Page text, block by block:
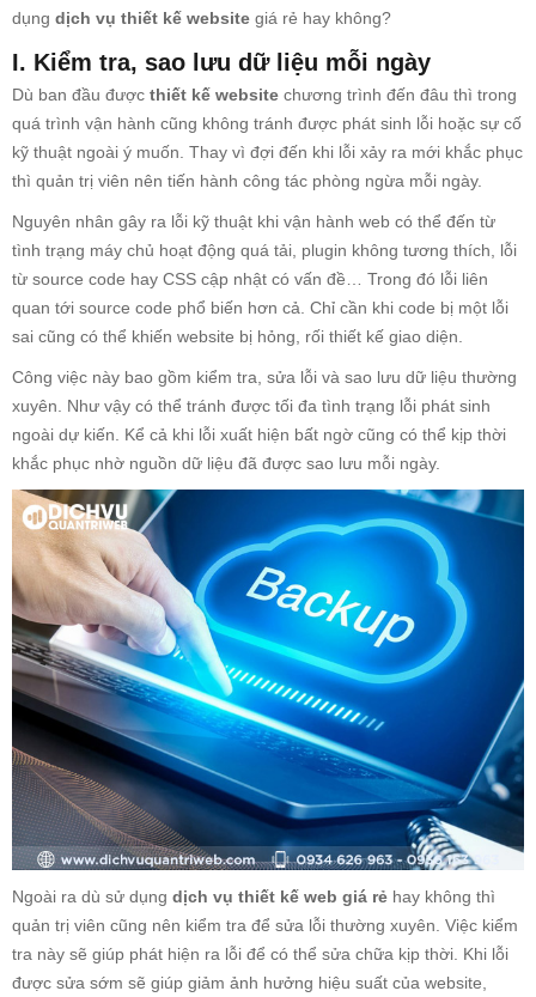
dụng dịch vụ thiết kế website giá rẻ hay không?
I. Kiểm tra, sao lưu dữ liệu mỗi ngày
Dù ban đầu được thiết kế website chương trình đến đâu thì trong
quá trình vận hành cũng không tránh được phát sinh lỗi hoặc sự cố
kỹ thuật ngoài ý muốn. Thay vì đợi đến khi lỗi xảy ra mới khắc phục
thì quản trị viên nên tiến hành công tác phòng ngừa mỗi ngày.
Nguyên nhân gây ra lỗi kỹ thuật khi vận hành web có thể đến từ
tình trạng máy chủ hoạt động quá tải, plugin không tương thích, lỗi
từ source code hay CSS cập nhật có vấn đề… Trong đó lỗi liên
quan tới source code phổ biến hơn cả. Chỉ cần khi code bị một lỗi
sai cũng có thể khiến website bị hỏng, rối thiết kế giao diện.
Công việc này bao gồm kiểm tra, sửa lỗi và sao lưu dữ liệu thường
xuyên. Như vậy có thể tránh được tối đa tình trạng lỗi phát sinh
ngoài dự kiến. Kể cả khi lỗi xuất hiện bất ngờ cũng có thể kịp thời
khắc phục nhờ nguồn dữ liệu đã được sao lưu mỗi ngày.
Ngoài ra dù sử dụng dịch vụ thiết kế web giá rẻ hay không thì
quản trị viên cũng nên kiểm tra để sửa lỗi thường xuyên. Việc kiểm
tra này sẽ giúp phát hiện ra lỗi để có thể sửa chữa kịp thời. Khi lỗi
được sửa sớm sẽ giúp giảm ảnh hưởng hiệu suất của website,